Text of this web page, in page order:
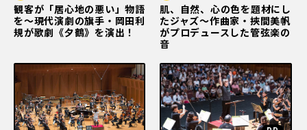
観客が「居心地の悪い」物語
を～現代演劇の旗手・岡田利
規が歌劇《夕鶴》を演出！
肌、自然、心の色を題材にし
たジャズ〜作曲家・挾間美帆
がプロデュースした管弦楽の
音